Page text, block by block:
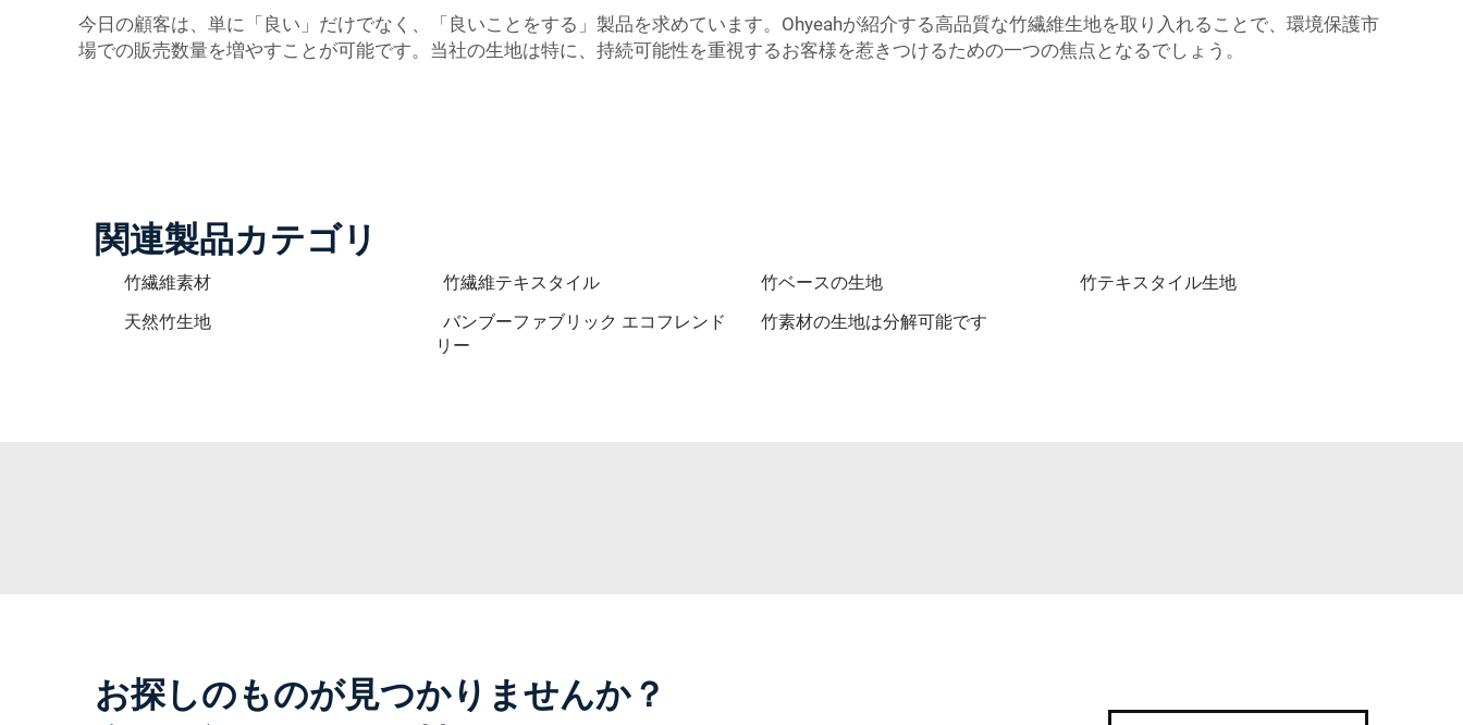
今日の顧客は、単に「良い」だけでなく、「良いことをする」製品を求めています。Ohyeahが紹介する高品質な竹繊維生地を取り入れることで、環境保護市
場での販売数量を増やすことが可能です。当社の生地は特に、持続可能性を重視するお客様を惹きつけるための一つの焦点となるでしょう。
関連製品カテゴリ
竹繊維素材 竹繊維テキスタイル 竹ベースの生地
竹テキスタイル生地
天然竹生地
バンブーファブリック エコフレンド
リー
竹素材の生地は分解可能です
お探しのものが見つかりませんか？